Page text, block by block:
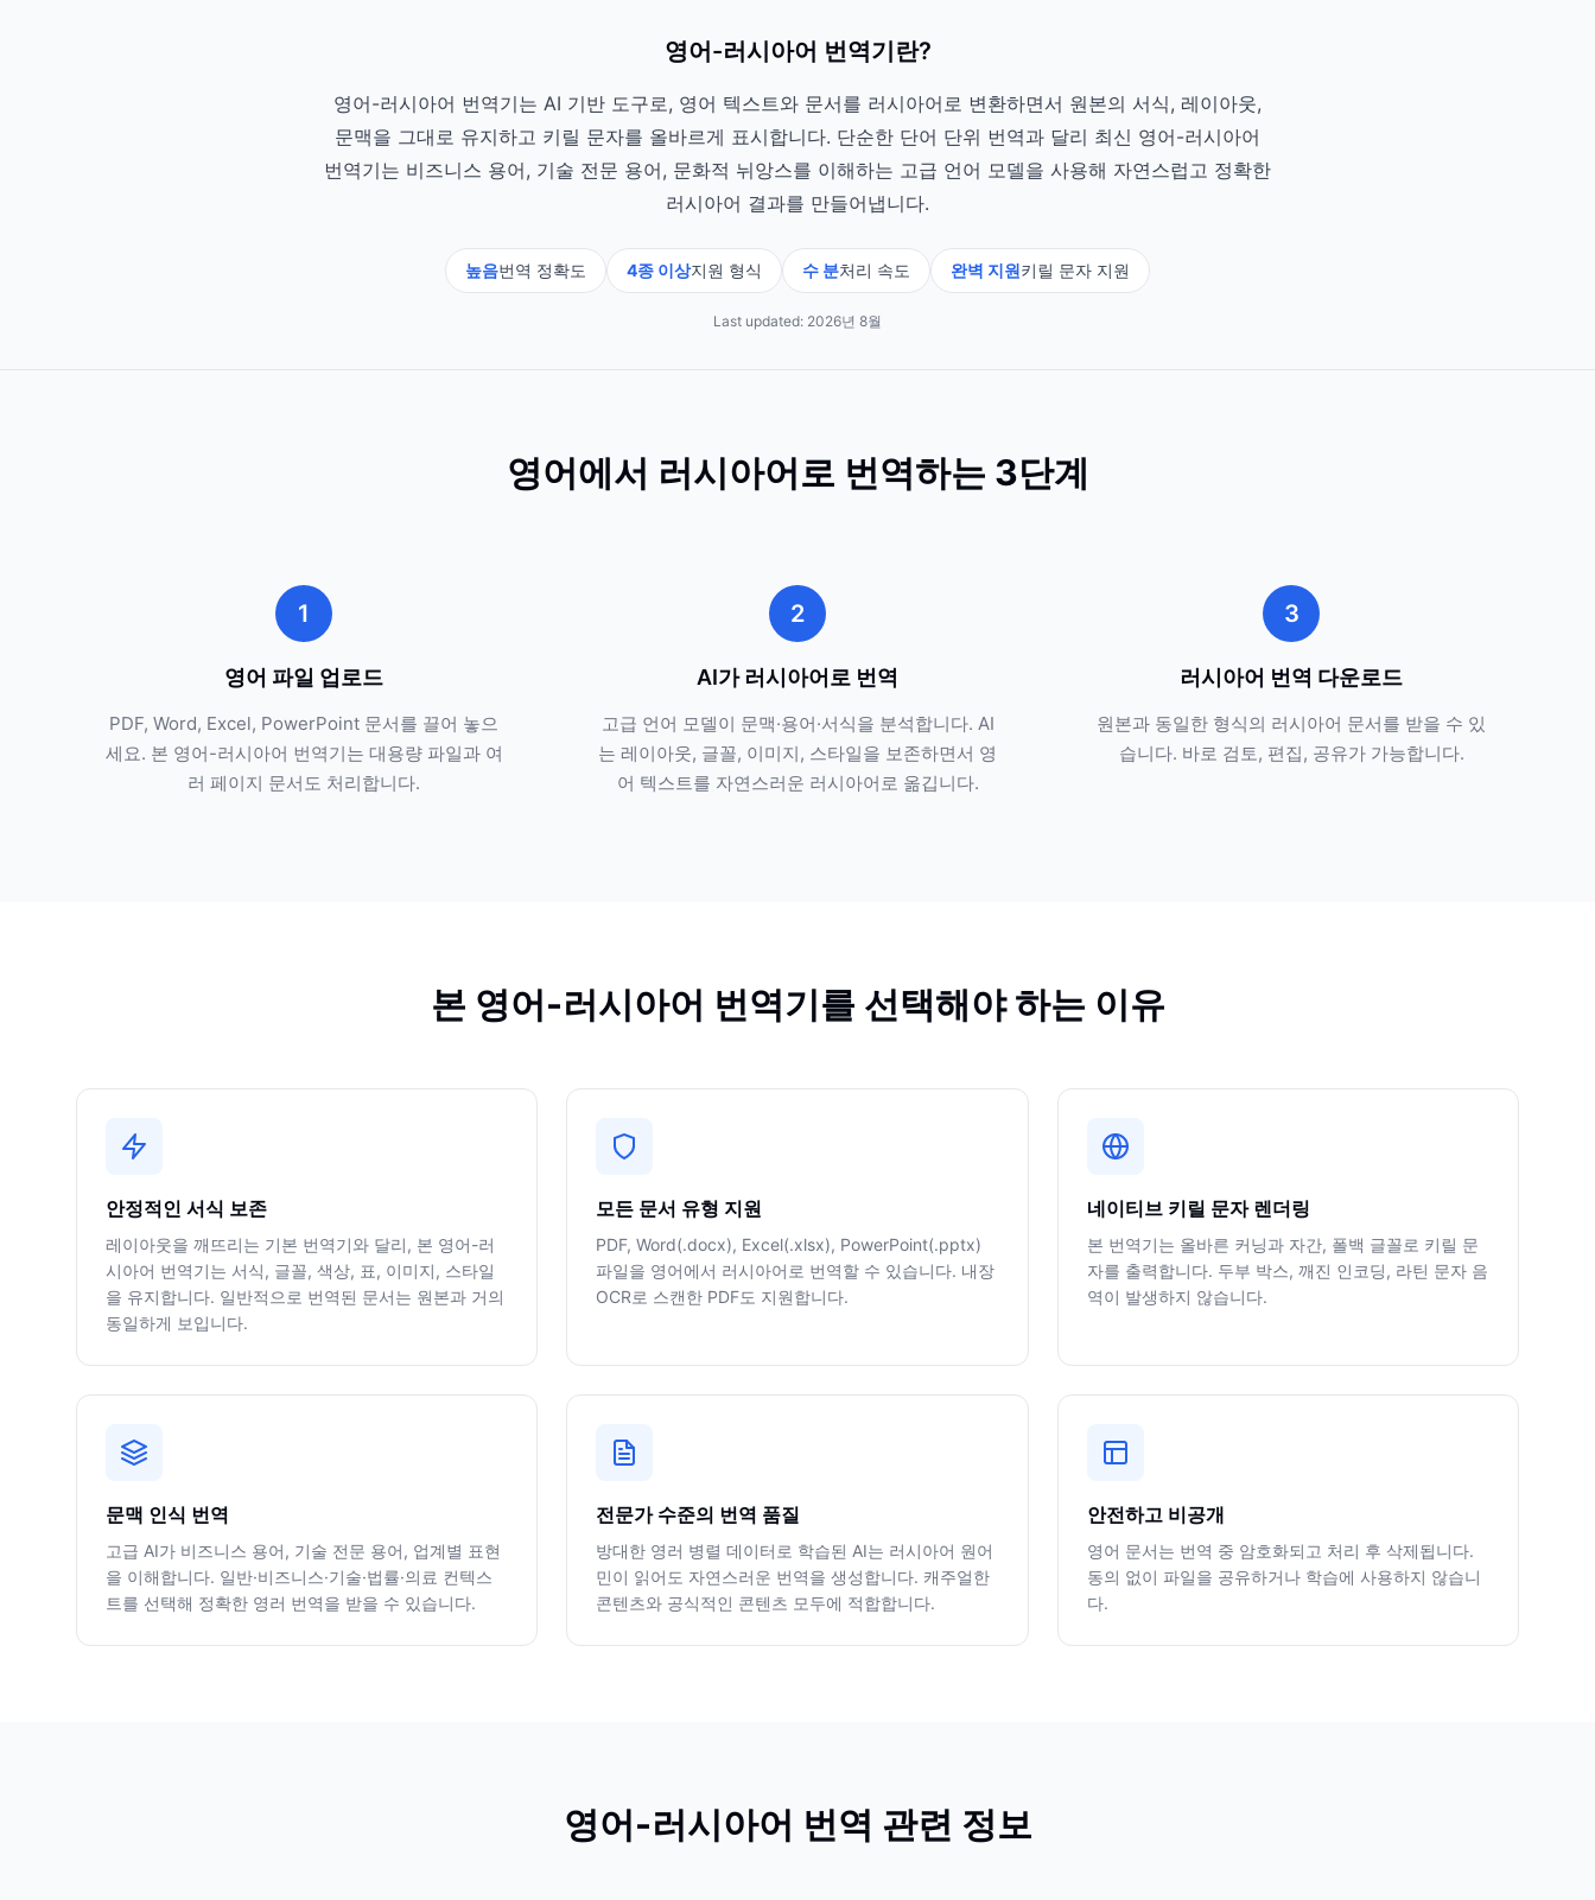
영어-러시아어 번역기란?
영어-러시아어 번역기는 AI 기반 도구로, 영어 텍스트와 문서를 러시아어로 변환하면서 원본의 서식, 레이아웃,
문맥을 그대로 유지하고 키릴 문자를 올바르게 표시합니다. 단순한 단어 단위 번역과 달리 최신 영어-러시아어
번역기는 비즈니스 용어, 기술 전문 용어, 문화적 뉘앙스를 이해하는 고급 언어 모델을 사용해 자연스럽고 정확한
러시아어 결과를 만들어냅니다.
높음번역 정확도 4종 이상지원 형식 수 분처리 속도 완벽 지원키릴 문자 지원
Last updated: 2026년 8월
영어에서 러시아어로 번역하는 3단계
1
영어 파일 업로드
PDF, Word, Excel, PowerPoint 문서를 끌어 놓으
세요. 본 영어-러시아어 번역기는 대용량 파일과 여
러 페이지 문서도 처리합니다.
2
AI가 러시아어로 번역
고급 언어 모델이 문맥·용어·서식을 분석합니다. AI
는 레이아웃, 글꼴, 이미지, 스타일을 보존하면서 영
어 텍스트를 자연스러운 러시아어로 옮깁니다.
3
러시아어 번역 다운로드
원본과 동일한 형식의 러시아어 문서를 받을 수 있
습니다. 바로 검토, 편집, 공유가 가능합니다.
본 영어-러시아어 번역기를 선택해야 하는 이유
안정적인 서식 보존
레이아웃을 깨뜨리는 기본 번역기와 달리, 본 영어-러
시아어 번역기는 서식, 글꼴, 색상, 표, 이미지, 스타일
을 유지합니다. 일반적으로 번역된 문서는 원본과 거의
동일하게 보입니다.
모든 문서 유형 지원
PDF, Word(.docx), Excel(.xlsx), PowerPoint(.pptx)
파일을 영어에서 러시아어로 번역할 수 있습니다. 내장
OCR로 스캔한 PDF도 지원합니다.
네이티브 키릴 문자 렌더링
본 번역기는 올바른 커닝과 자간, 폴백 글꼴로 키릴 문
자를 출력합니다. 두부 박스, 깨진 인코딩, 라틴 문자 음
역이 발생하지 않습니다.
문맥 인식 번역
고급 AI가 비즈니스 용어, 기술 전문 용어, 업계별 표현
을 이해합니다. 일반·비즈니스·기술·법률·의료 컨텍스
트를 선택해 정확한 영러 번역을 받을 수 있습니다.
전문가 수준의 번역 품질
방대한 영러 병렬 데이터로 학습된 AI는 러시아어 원어
민이 읽어도 자연스러운 번역을 생성합니다. 캐주얼한
콘텐츠와 공식적인 콘텐츠 모두에 적합합니다.
안전하고 비공개
영어 문서는 번역 중 암호화되고 처리 후 삭제됩니다.
동의 없이 파일을 공유하거나 학습에 사용하지 않습니
다.
영어-러시아어 번역 관련 정보